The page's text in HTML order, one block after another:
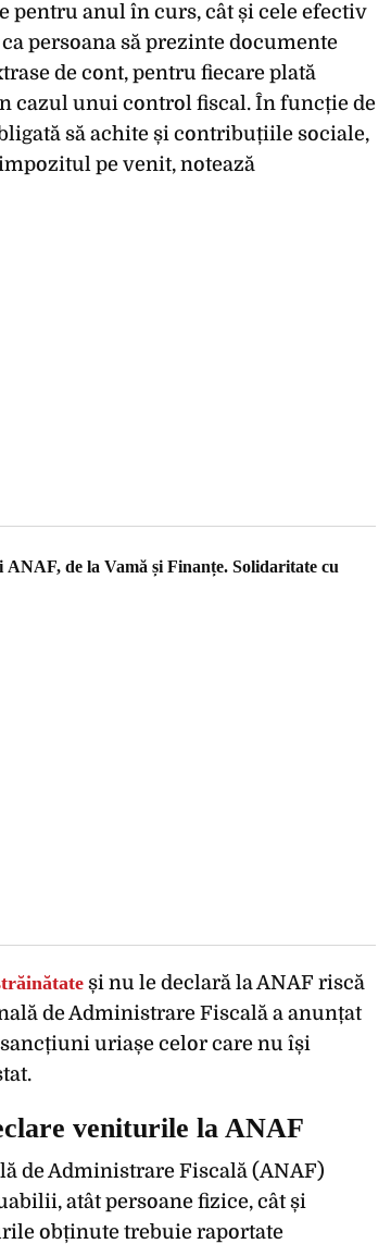
pentru anul în curs, cât și cele efectiv
persoana să prezinte documente
de cont, pentru fiecare plată
cazul unui control fiscal. În funcție de
să achite și contribuțiile sociale,
impozitul pe venit, notează
de la Vamă și Finanțe. Solidaritate cu
și nu le declară la ANAF riscă
de Administrare Fiscală a anunțat
uriașe celor care nu își
veniturile la ANAF
de Administrare Fiscală (ANAF)
atât persoane fizice, cât și
obținute trebuie raportate